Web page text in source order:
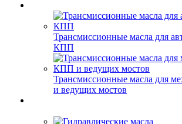
Трансмиссионные масла для
КПП
Трансмиссионные масла для
и ведущих мостов